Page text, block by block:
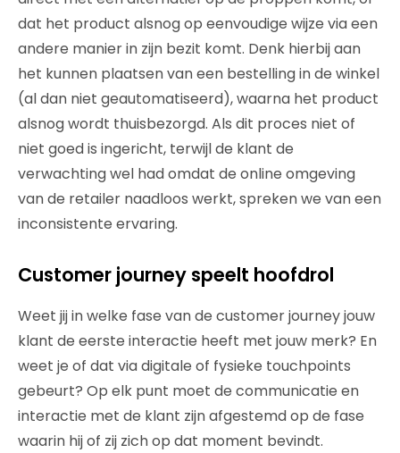
dat het product alsnog op eenvoudige wijze via een
andere manier in zijn bezit komt. Denk hierbij aan
het kunnen plaatsen van een bestelling in de winkel
(al dan niet geautomatiseerd), waarna het product
alsnog wordt thuisbezorgd. Als dit proces niet of
niet goed is ingericht, terwijl de klant de
verwachting wel had omdat de online omgeving
van de retailer naadloos werkt, spreken we van een
inconsistente ervaring.
Customer journey speelt hoofdrol
Weet jij in welke fase van de customer journey jouw
klant de eerste interactie heeft met jouw merk? En
weet je of dat via digitale of fysieke touchpoints
gebeurt? Op elk punt moet de communicatie en
interactie met de klant zijn afgestemd op de fase
waarin hij of zij zich op dat moment bevindt.